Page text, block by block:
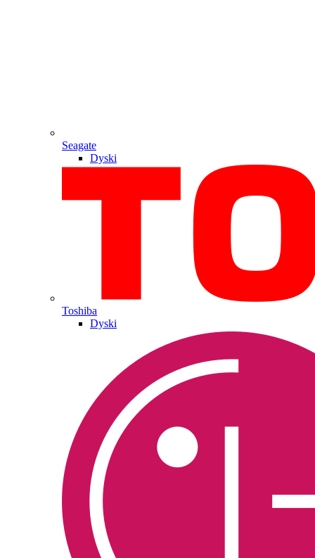
Seagate
Dyski
Toshiba
Dyski